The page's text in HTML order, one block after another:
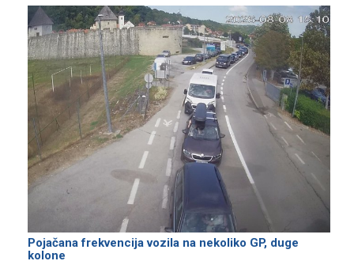
Pojačana frekvencija vozila na nekoliko GP, duge
kolone